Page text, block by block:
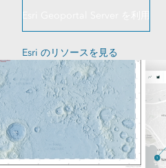
Esri のリソースを見る